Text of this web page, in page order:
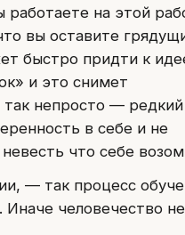
работаете на этой
вы оставите
быстро придти к
и это снимет
непросто — редкий
в себе и не
что себе
— так процесс
человечество